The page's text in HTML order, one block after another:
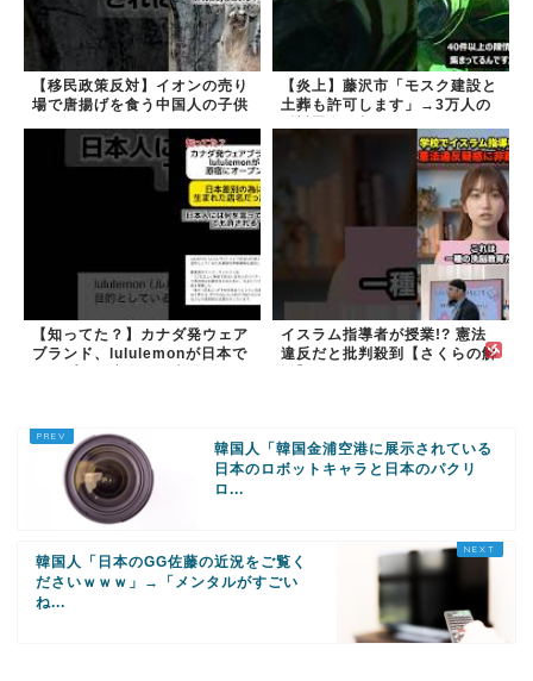
【移民政策反対】イオンの売り
場で唐揚げを食う中国人の子供
【炎上】藤沢市「モスク建設と
土葬も許可します」→3万人の
【知ってた？】カナダ発ウェア
ブランド、lululemonが日本で
イスラム指導者が授業!? 憲法
違反だと批判殺到【さくらの解
韓国人「韓国金浦空港に展示されている
日本のロボットキャラと日本のパクリ
ロ...
韓国人「日本のGG佐藤の近況をご覧く
ださいｗｗｗ」→「メンタルがすごい
ね...